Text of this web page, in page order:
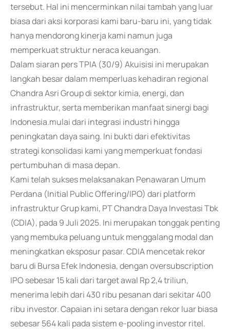
tersebut. Hal ini mencerminkan nilai tambah yang luar
biasa dari aksi korporasi kami baru-baru ini, yang tidak
hanya mendorong kinerja kami namun juga
memperkuat struktur neraca keuangan.
Dalam siaran pers TPIA (30/9) Akuisisi ini merupakan
langkah besar dalam memperluas kehadiran regional
Chandra Asri Group di sektor kimia, energi, dan
infrastruktur, serta memberikan manfaat sinergi bagi
Indonesia.mulai dari integrasi industri hingga
peningkatan daya saing. Ini bukti dari efektivitas
strategi konsolidasi kami yang memperkuat fondasi
pertumbuhan di masa depan.
Kami telah sukses melaksanakan Penawaran Umum
Perdana (Initial Public Offering/IPO) dari platform
infrastruktur Grup kami, PT Chandra Daya Investasi Tbk
(CDIA), pada 9 Juli 2025. Ini merupakan tonggak penting
yang membuka peluang untuk menggalang modal dan
meningkatkan eksposur pasar. CDIA mencetak rekor
baru di Bursa Efek Indonesia, dengan oversubscription
IPO sebesar 15 kali dari target awal Rp 2,4 triliun,
menerima lebih dari 430 ribu pesanan dari sekitar 400
ribu investor. Capaian ini setara dengan rekor luar biasa
sebesar 564 kali pada sistem e-pooling investor ritel.